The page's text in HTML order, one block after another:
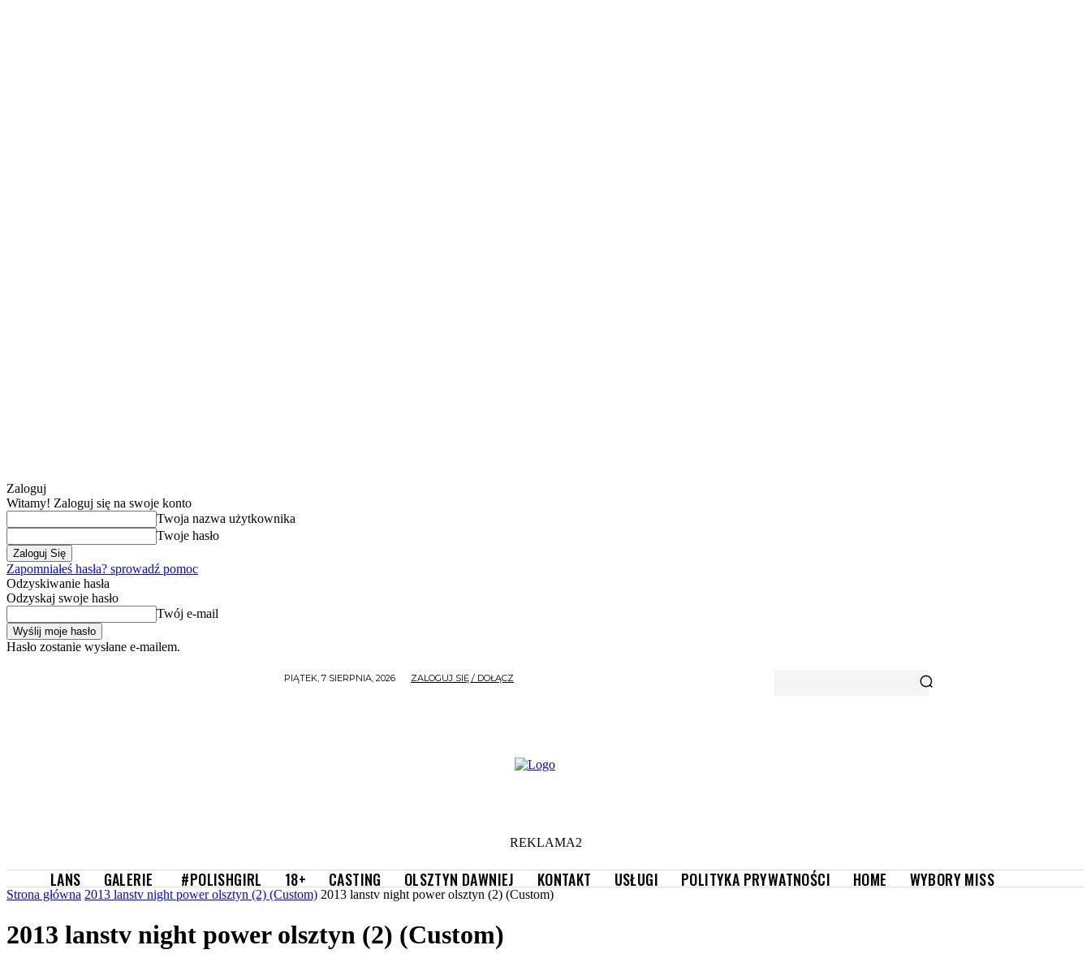
Zaloguj
Witamy! Zaloguj się na swoje konto
Twoja nazwa użytkownika
Twoje hasło
Zapomniałeś hasła? sprowadź pomoc
Odzyskiwanie hasła
Odzyskaj swoje hasło
Twój e-mail
Hasło zostanie wysłane e-mailem.
PIĄTEK, 7 SIERPNIA, 2026 ZALOGUJ SIĘ / DOŁĄCZ
REKLAMA2
LANS GALERIE #POLISHGIRL 18+ CASTING OLSZTYN DAWNIEJ KONTAKT USŁUGI POLITYKA PRYWATNOŚCI HOME WYBORY MISS
Strona główna 2013 lanstv night power olsztyn (2) (Custom) 2013 lanstv night power olsztyn (2) (Custom)
2013 lanstv night power olsztyn (2) (Custom)